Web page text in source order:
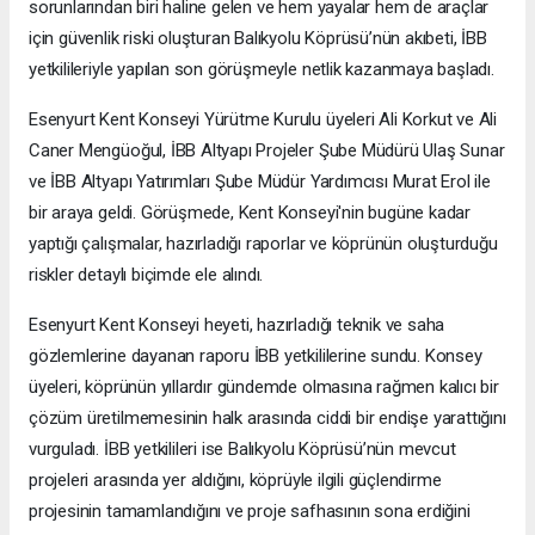
sorunlarından biri haline gelen ve hem yayalar hem de araçlar
için güvenlik riski oluşturan Balıkyolu Köprüsü’nün akıbeti, İBB
yetkilileriyle yapılan son görüşmeyle netlik kazanmaya başladı.
Esenyurt Kent Konseyi Yürütme Kurulu üyeleri Ali Korkut ve Ali
Caner Mengüoğul, İBB Altyapı Projeler Şube Müdürü Ulaş Sunar
ve İBB Altyapı Yatırımları Şube Müdür Yardımcısı Murat Erol ile
bir araya geldi. Görüşmede, Kent Konseyi'nin bugüne kadar
yaptığı çalışmalar, hazırladığı raporlar ve köprünün oluşturduğu
riskler detaylı biçimde ele alındı.
Esenyurt Kent Konseyi heyeti, hazırladığı teknik ve saha
gözlemlerine dayanan raporu İBB yetkililerine sundu. Konsey
üyeleri, köprünün yıllardır gündemde olmasına rağmen kalıcı bir
çözüm üretilmemesinin halk arasında ciddi bir endişe yarattığını
vurguladı. İBB yetkilileri ise Balıkyolu Köprüsü’nün mevcut
projeleri arasında yer aldığını, köprüyle ilgili güçlendirme
projesinin tamamlandığını ve proje safhasının sona erdiğini